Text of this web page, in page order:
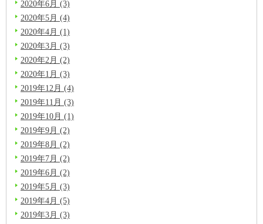
2020年6月 (3)
2020年5月 (4)
2020年4月 (1)
2020年3月 (3)
2020年2月 (2)
2020年1月 (3)
2019年12月 (4)
2019年11月 (3)
2019年10月 (1)
2019年9月 (2)
2019年8月 (2)
2019年7月 (2)
2019年6月 (2)
2019年5月 (3)
2019年4月 (5)
2019年3月 (3)